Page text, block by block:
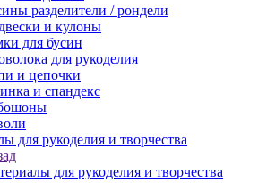
разделители / рондели
и кулоны
для бусин
для рукоделия
и цепочки
и спандекс
для рукоделия и творчества
для рукоделия и творчества